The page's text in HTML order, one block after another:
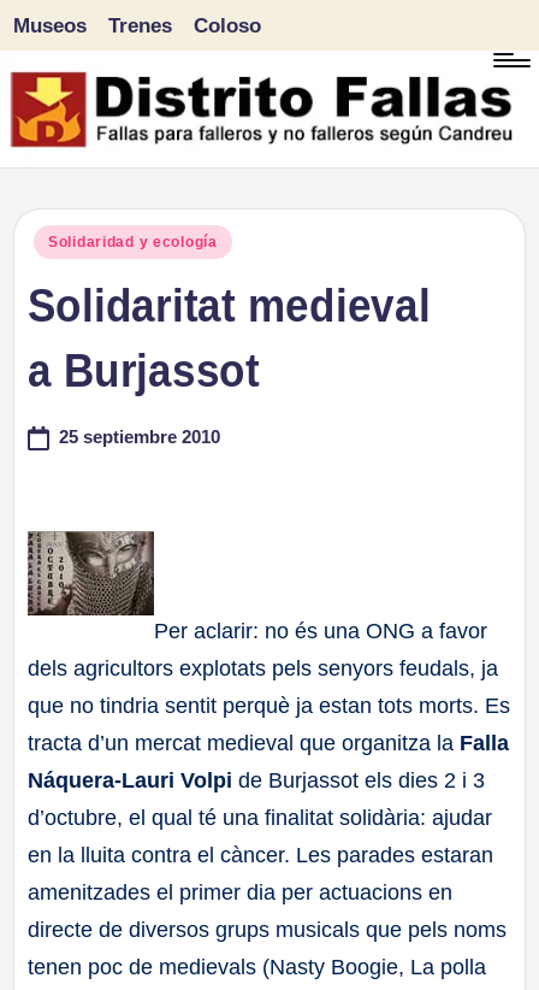
Saltar
al
Museos Trenes Coloso
Publicado
Solidaridad y ecología
Solidaritat medieval
a Burjassot
25 septiembre 2010
Per aclarir: no és una ONG a favor
dels agricultors explotats pels senyors feudals, ja
que no tindria sentit perquè ja estan tots morts. Es
tracta d’un mercat medieval que organitza la Falla
Náquera-Lauri Volpi de Burjassot els dies 2 i 3
d’octubre, el qual té una finalitat solidària: ajudar
en la lluita contra el càncer. Les parades estaran
amenitzades el primer dia per actuacions en
directe de diversos grups musicals que pels noms
tenen poc de medievals (Nasty Boogie, La polla